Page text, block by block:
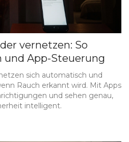
vernetzen: So
App-Steuerung
sich automatisch und
Rauch erkannt wird. Mit Apps
und sehen genau,
intelligent.